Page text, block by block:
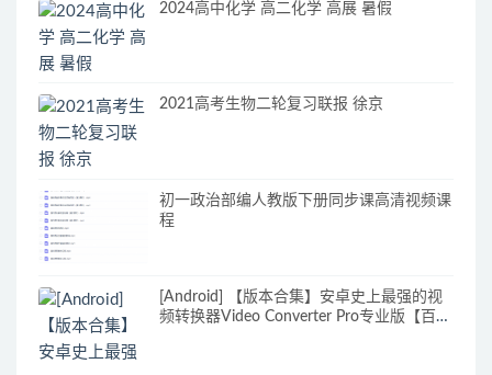
2024高中化学 高二化学 高展 暑假
2021高考生物二轮复习联报 徐京
初一政治部编人教版下册同步课高清视频课
程
[Android] 【版本合集】安卓史上最强的视
频转换器Video Converter Pro专业版【百度